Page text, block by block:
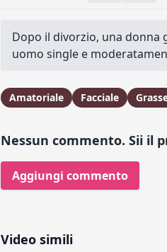
Dopo il divorzio, una donna
uomo single e
Amatoriale Facciale
Nessun commento. Sii il
Aggiungi commento
Video simili